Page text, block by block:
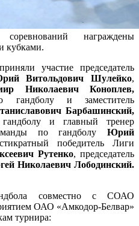
награждены
кубками.
участие председатель
Витольдович Шулейко,
Николаевич Коноплев,
гандболу и заместитель
Барбашинский,
и главный тренер
по гандболу Юрий
победитель Лиги
Рутенко, председатель
Николаевич Лободинский.
совместно с СОАО
ОАО «Амкодор-Белвар»
турнира: